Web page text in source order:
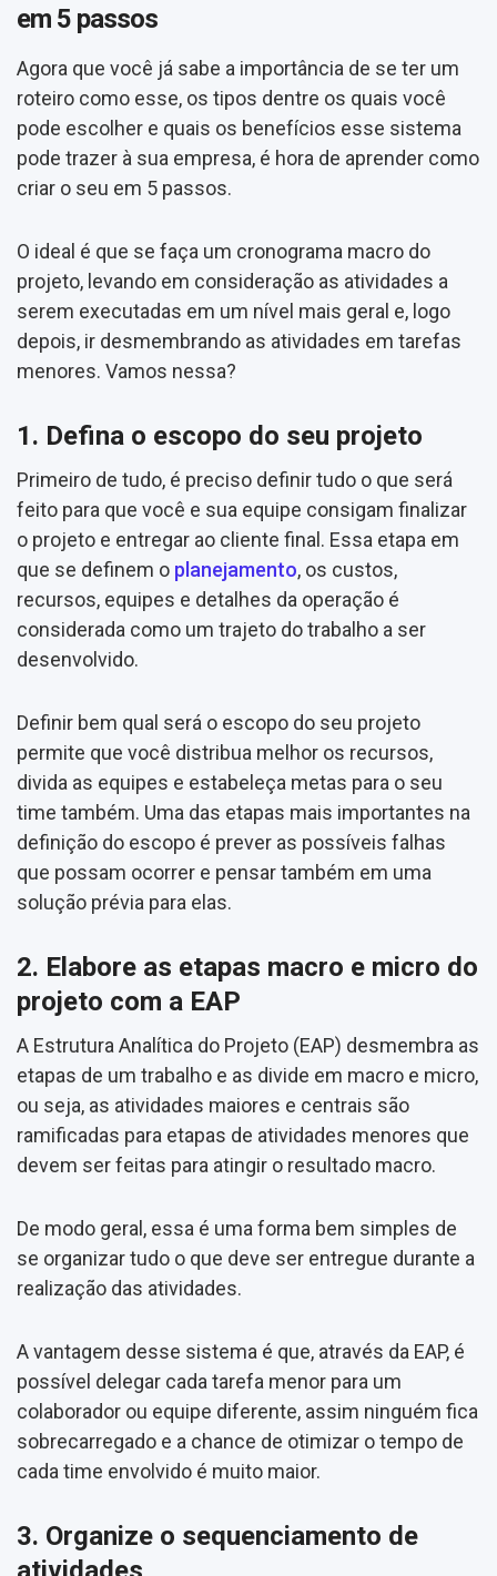
em 5 passos
Agora que você já sabe a importância de se ter um
roteiro como esse, os tipos dentre os quais você
pode escolher e quais os benefícios esse sistema
pode trazer à sua empresa, é hora de aprender como
criar o seu em 5 passos.
O ideal é que se faça um cronograma macro do
projeto, levando em consideração as atividades a
serem executadas em um nível mais geral e, logo
depois, ir desmembrando as atividades em tarefas
menores. Vamos nessa?
1. Defina o escopo do seu projeto
Primeiro de tudo, é preciso definir tudo o que será
feito para que você e sua equipe consigam finalizar
o projeto e entregar ao cliente final. Essa etapa em
que se definem o planejamento, os custos,
recursos, equipes e detalhes da operação é
considerada como um trajeto do trabalho a ser
desenvolvido.
Definir bem qual será o escopo do seu projeto
permite que você distribua melhor os recursos,
divida as equipes e estabeleça metas para o seu
time também. Uma das etapas mais importantes na
definição do escopo é prever as possíveis falhas
que possam ocorrer e pensar também em uma
solução prévia para elas.
2. Elabore as etapas macro e micro do
projeto com a EAP
A Estrutura Analítica do Projeto (EAP) desmembra as
etapas de um trabalho e as divide em macro e micro,
ou seja, as atividades maiores e centrais são
ramificadas para etapas de atividades menores que
devem ser feitas para atingir o resultado macro.
De modo geral, essa é uma forma bem simples de
se organizar tudo o que deve ser entregue durante a
realização das atividades.
A vantagem desse sistema é que, através da EAP, é
possível delegar cada tarefa menor para um
colaborador ou equipe diferente, assim ninguém fica
sobrecarregado e a chance de otimizar o tempo de
cada time envolvido é muito maior.
3. Organize o sequenciamento de